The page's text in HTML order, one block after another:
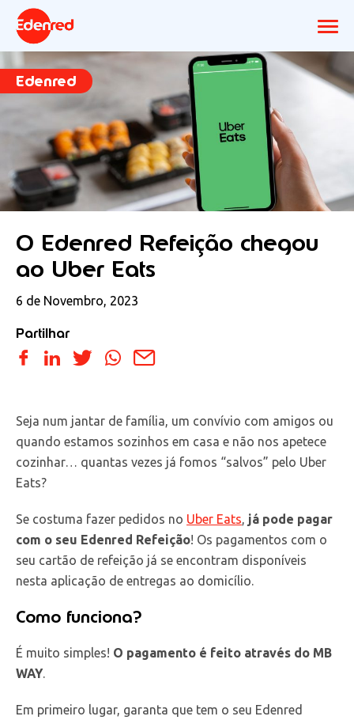
Edenred
O Edenred Refeição chegou
ao Uber Eats
6 de Novembro, 2023
Partilhar
Seja num jantar de família, um convívio com amigos ou
quando estamos sozinhos em casa e não nos apetece
cozinhar… quantas vezes já fomos “salvos” pelo Uber
Eats?
Se costuma fazer pedidos no Uber Eats já pode pagar
com o seu Edenred Refeição! Os pagamentos com o
seu cartão de refeição já se encontram disponíveis
nesta aplicação de entregas ao domicílio.
Como funciona?
É muito simples! O pagamento é feito através do MB
WAY.
Em primeiro lugar, garanta que tem o seu Edenred